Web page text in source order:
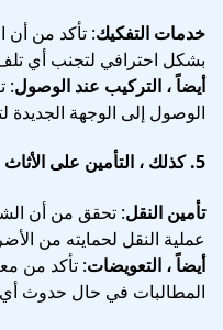
خدمات التفكيك: تأكد من أن
بشكل احترافي لتجنب أي تلف
أيضاً ، التركيب عند الوصول:
الوصول إلى الوجهة الجديدة
5. كذلك ، التأمين على الأثاث
تأمين النقل: تحقق من أن
عملية النقل لحمايته من
أيضاً ، التعويضات: تأكد من
المطالبات في حال حدوث